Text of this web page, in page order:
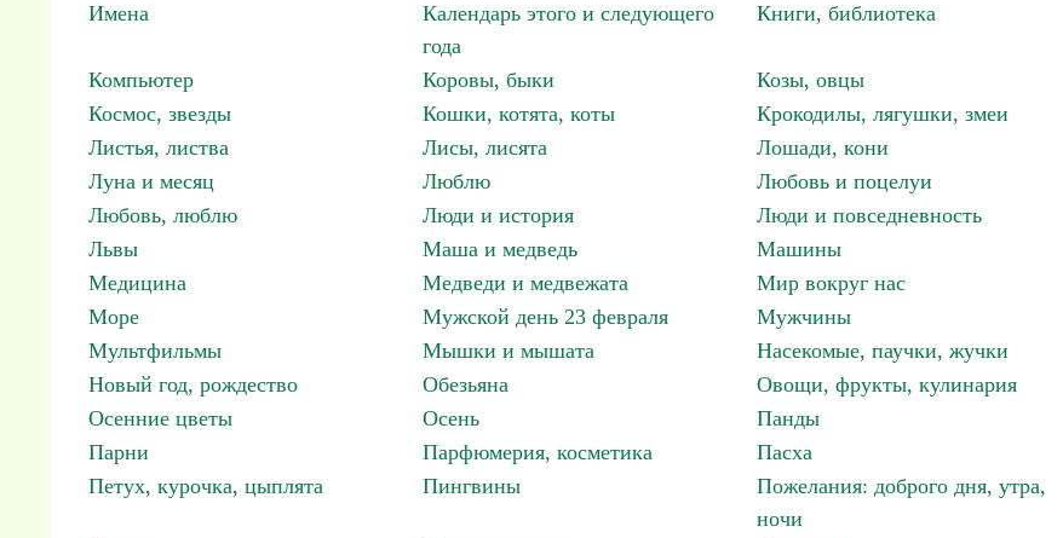
Имена
Календарь этого и следующего
года
Книги, библиотека
Компьютер Коровы, быки
Козы, овцы
Космос, звезды
Кошки, котята, коты
Крокодилы, лягушки, змеи
Листья, листва
Лисы, лисята
Лошади, кони
Луна и месяц
Люблю
Любовь и поцелуи
Любовь, люблю
Люди и история
Люди и повседневность
Львы
Маша и медведь
Машины
Медицина
Медведи и медвежата
Мир вокруг нас
Море
Мужской день 23 февраля
Мужчины
Мультфильмы
Мышки и мышата
Насекомые, паучки, жучки
Новый год, рождество
Обезьяна
Овощи, фрукты, кулинария
Осенние цветы
Осень
Панды
Парни
Парфюмерия, косметика
Пасха
Петух, курочка, цыплята
Пингвины
Пожелания: доброго дня, утра,
ночи